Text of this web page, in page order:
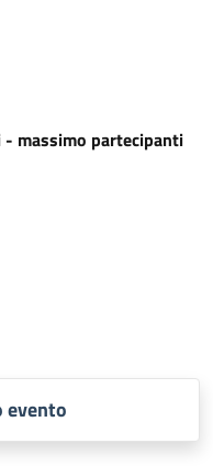
massimo partecipanti
evento